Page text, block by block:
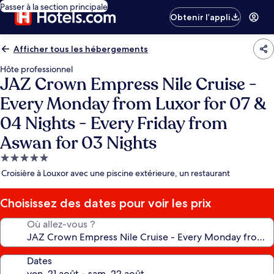
Passer à la section principale
Obtenir l’appli
Afficher tous les hébergements
Hôte professionnel
JAZ Crown Empress Nile Cruise -
Every Monday from Luxor for 07 &
04 Nights - Every Friday from
Aswan for 03 Nights
Hébergement
5.0 étoiles
Croisière à Louxor avec une piscine extérieure, un restaurant
Choisissez des dates pour voir les prix
Où allez-vous ?
Dates